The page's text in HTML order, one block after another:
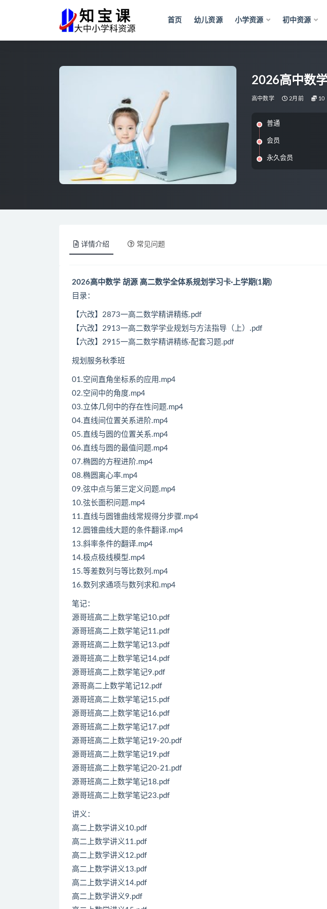
首页 幼儿资源 小学资源 初中资源
2026高中数
高中数学 2月前 10
普通
会员
永久会员
详情介绍 常见问题
2026高中数学 胡源 高二数学全体系规划学习卡·上学期(1期)
目录：
【六改】2873一高二数学精讲精练.pdf
【六改】2913一高二数学学业规划与方法指导（上）.pdf
【六改】2915一高二数学精讲精练·配套习题.pdf
规划服务秋季班
01.空间直角坐标系的应用.mp4
02.空间中的角度.mp4
03.立体几何中的存在性问题.mp4
04.直线间位置关系进阶.mp4
05.直线与圆的位置关系.mp4
06.直线与圆的最值问题.mp4
07.椭圆的方程进阶.mp4
08.椭圆离心率.mp4
09.弦中点与第三定义问题.mp4
10.弦长面积问题.mp4
11.直线与圆锥曲线常规得分步骤.mp4
12.圆锥曲线大题的条件翻译.mp4
13.斜率条件的翻译.mp4
14.极点极线模型.mp4
15.等差数列与等比数列.mp4
16.数列求通项与数列求和.mp4
笔记：
源哥班高二上数学笔记10.pdf
源哥班高二上数学笔记11.pdf
源哥班高二上数学笔记13.pdf
源哥班高二上数学笔记14.pdf
源哥班高二上数学笔记9.pdf
源哥高二上数学笔记12.pdf
源哥班高二上数学笔记15.pdf
源哥班高二上数学笔记16.pdf
源哥班高二上数学笔记17.pdf
源哥班高二上数学笔记19-20.pdf
源哥班高二上数学笔记19.pdf
源哥班高二上数学笔记20-21.pdf
源哥班高二上数学笔记18.pdf
源哥班高二上数学笔记23.pdf
讲义：
高二上数学讲义10.pdf
高二上数学讲义11.pdf
高二上数学讲义12.pdf
高二上数学讲义13.pdf
高二上数学讲义14.pdf
高二上数学讲义9.pdf